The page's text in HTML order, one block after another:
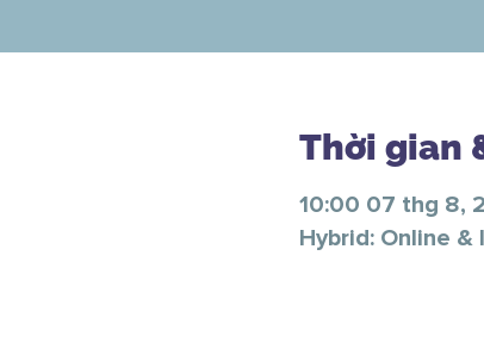
Thời gian
10:00 07 thg 8,
Hybrid: Online &